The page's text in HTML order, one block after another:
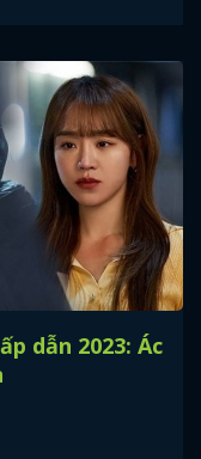
dẫn 2023: Ác